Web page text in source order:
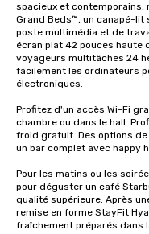
spacieux et
Grand Beds™, un canapé-lit
poste multimédia et de
écran plat 42 pouces haute
voyageurs multitâches 24
facilement les ordinateurs
électroniques.
Profitez d'un accès Wi-Fi
chambre ou dans le hall.
froid gratuit. Des options
un bar complet avec happy
Pour les matins ou les
pour déguster un café
qualité supérieure. Après
remise en forme StayFit
fraîchement préparés dans